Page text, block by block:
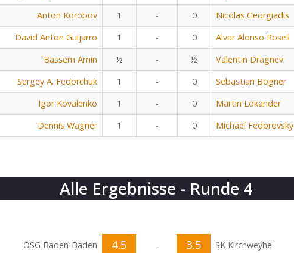
Anton Korobov 1 - 0 Nicolas Georgiadis
David Anton Guijarro 1 - 0 Alvar Alonso Rosell
Bassem Amin ½ - ½ Valentin Dragnev
Sergey A. Fedorchuk 1 - 0 Sebastian Bogner
Igor Kovalenko 1 - 0 Martin Lokander
Dennis Wagner 1 - 0 Michael Fedorovsky
Alle Ergebnisse - Runde 4
OSG Baden-Baden 4.5 - 3.5
SK Kirchweyhe